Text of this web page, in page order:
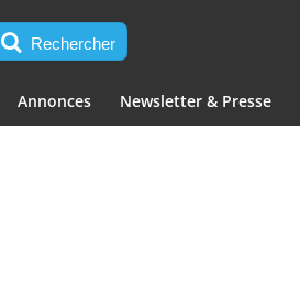
Rechercher
Annonces Newsletter & Presse